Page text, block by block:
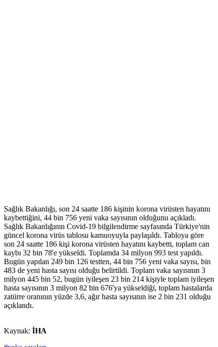
Sağlık Bakanlığı, son 24 saatte 186 kişinin korona virüsten hayatını
kaybettiğini, 44 bin 756 yeni vaka sayısının olduğunu açıkladı.
Sağlık Bakanlığının Covid-19 bilgilendirme sayfasında Türkiye'nin
güncel korona virüs tablosu kamuoyuyla paylaşıldı. Tabloya göre
son 24 saatte 186 kişi korona virüsten hayatını kaybetti, toplam can
kaybı 32 bin 78'e yükseldi. Toplamda 34 milyon 993 test yapıldı.
Bugün yapılan 249 bin 126 testten, 44 bin 756 yeni vaka sayısı, bin
483 de yeni hasta sayısı olduğu belirtildi. Toplam vaka sayısının 3
milyon 445 bin 52, bugün iyileşen 23 bin 214 kişiyle toplam iyileşen
hasta sayısının 3 milyon 82 bin 676'ya yükseldiği, toplam hastalarda
zatürre oranının yüzde 3,6, ağır hasta sayısının ise 2 bin 231 olduğu
açıklandı.
Kaynak: İHA